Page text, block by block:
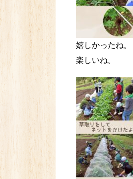
嬉しかったね。
楽しいね。